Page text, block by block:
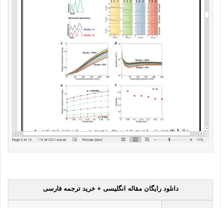
دانلود رایگان مقاله انگلیسی + خرید ترجمه فارسی